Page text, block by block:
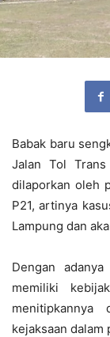
Babak baru
Jalan Tol
dilaporkan oleh
P21, artinya
Lampung dan
Dengan
memiliki
kejaksaan